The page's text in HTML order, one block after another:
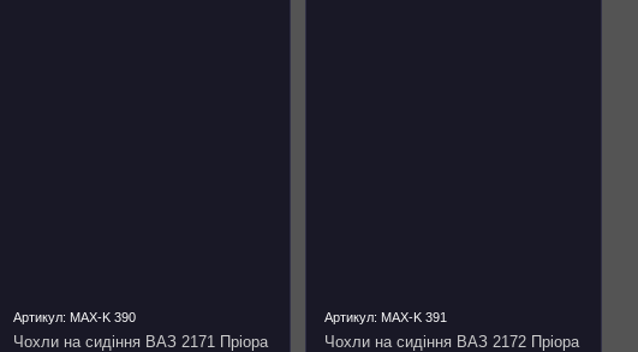
Артикул: MAX-K 390
Чохли на сидіння ВАЗ 2171 Пріора
Артикул: MAX-K 391
Чохли на сидіння ВАЗ 2172 Пріора